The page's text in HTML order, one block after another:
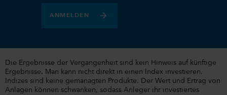
ANMELDEN
Die Ergebnisse der Vergangenheit sind kein Hinweis auf künftige
Ergebnisse. Man kann nicht direkt in einen Index investieren.
Indizes sind keine gemanagten Produkte. Der Wert und Ertrag von
Anlagen können schwanken, sodass Anleger ihr investiertes